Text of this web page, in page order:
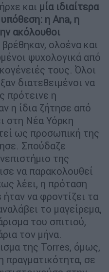
και μία ιδιαίτερα
η Ana, η
ακόλουθοι
ολοένα και
ψυχολογικά από
τους. Όλοι
διατεθειμένοι να
πρότεινε η
η ίδια ζήτησε από
στη Νέα Υόρκη
ως προσωπική της
Σπούδαζε
της
να παρακολουθεί
λέει, η πρόταση
να φροντίζει τα
το μαγείρεμα,
του σπιτιού,
τον μήνα.
της Torres, όμως,
πραγματικότητα, σε